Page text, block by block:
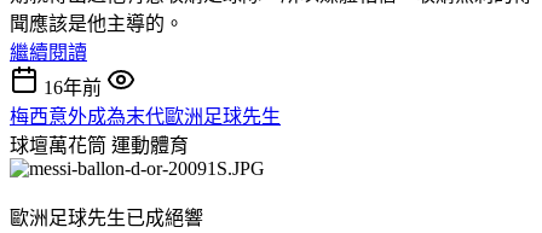
聞應該是他主導的。
繼續閱讀
16年前
梅西意外成為末代歐洲足球先生
球壇萬花筒 運動體育
歐洲足球先生已成絕響